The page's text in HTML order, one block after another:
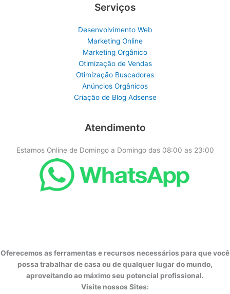
Serviços
Desenvolvimento Web
Marketing Online
Marketing Orgânico
Otimização de Vendas
Otimização Buscadores
Anúncios Orgânicos
Criação de Blog Adsense
Atendimento
Estamos Online de Domingo a Domingo das 08:00 as 23:00
Oferecemos as ferramentas e recursos necessários para que você
possa trabalhar de casa ou de qualquer lugar do mundo,
aproveitando ao máximo seu potencial profissional.
Visite nossos Sites: